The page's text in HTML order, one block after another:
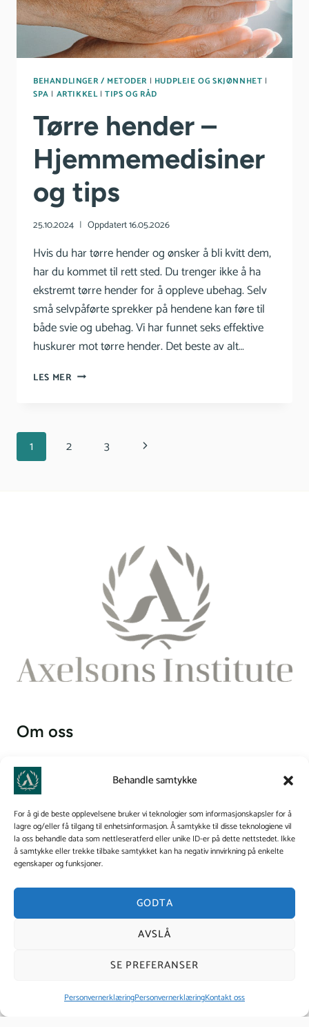
Behandle samtykke
For å gi de beste opplevelsene bruker vi teknologier som informasjonskapsler for å
lagre og/eller få tilgang til enhetsinformasjon. Å samtykke til disse teknologiene vil
la oss behandle data som nettleseratferd eller unike ID-er på dette nettstedet. Ikke
å samtykke eller trekke tilbake samtykket kan ha negativ innvirkning på enkelte
egenskaper og funksjoner.
GODTA
AVSLÅ
SE PREFERANSER
PersonvernerklæringPersonvernerklæringKontakt oss
BEHANDLINGER / METODER | HUDPLEIE OG SKJØNNHET |
SPA | ARTIKKEL|TIPS OG RÅD
Tørre hender –
Hjemmemedisiner
og tips
25.10.2024 Oppdatert16.05.2026
Hvis du har tørre hender og ønsker å bli kvitt dem,
har du kommet til rett sted. Du trenger ikke å ha
ekstremt tørre hender for å oppleve ubehag. Selv
små selvpåførte sprekker på hendene kan føre til
både svie og ubehag. Vi har funnet seks effektive
huskurer mot tørre hender. Det beste av alt…
LES MER TØRRE
TIPS
Page
navigation
1 2 3
Neste
Om oss
Axelsons Institutt er en anerkjent skole med et bredt
tilbud innen massasje- og hudterapeututdanning. Vi
kombinerer teori og praksis for å gi studentene en
helhetlig forståelse av kroppsterapi og hudpleie, og vi
bygger bro mellom helse og skjønnhet.
Personvernerklæring
Axelsons Institutt